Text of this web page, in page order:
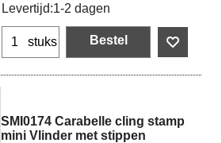
Levertijd:1-2 dagen
stuks Bestel
SMI0174 Carabelle cling stamp
mini Vlinder met stippen